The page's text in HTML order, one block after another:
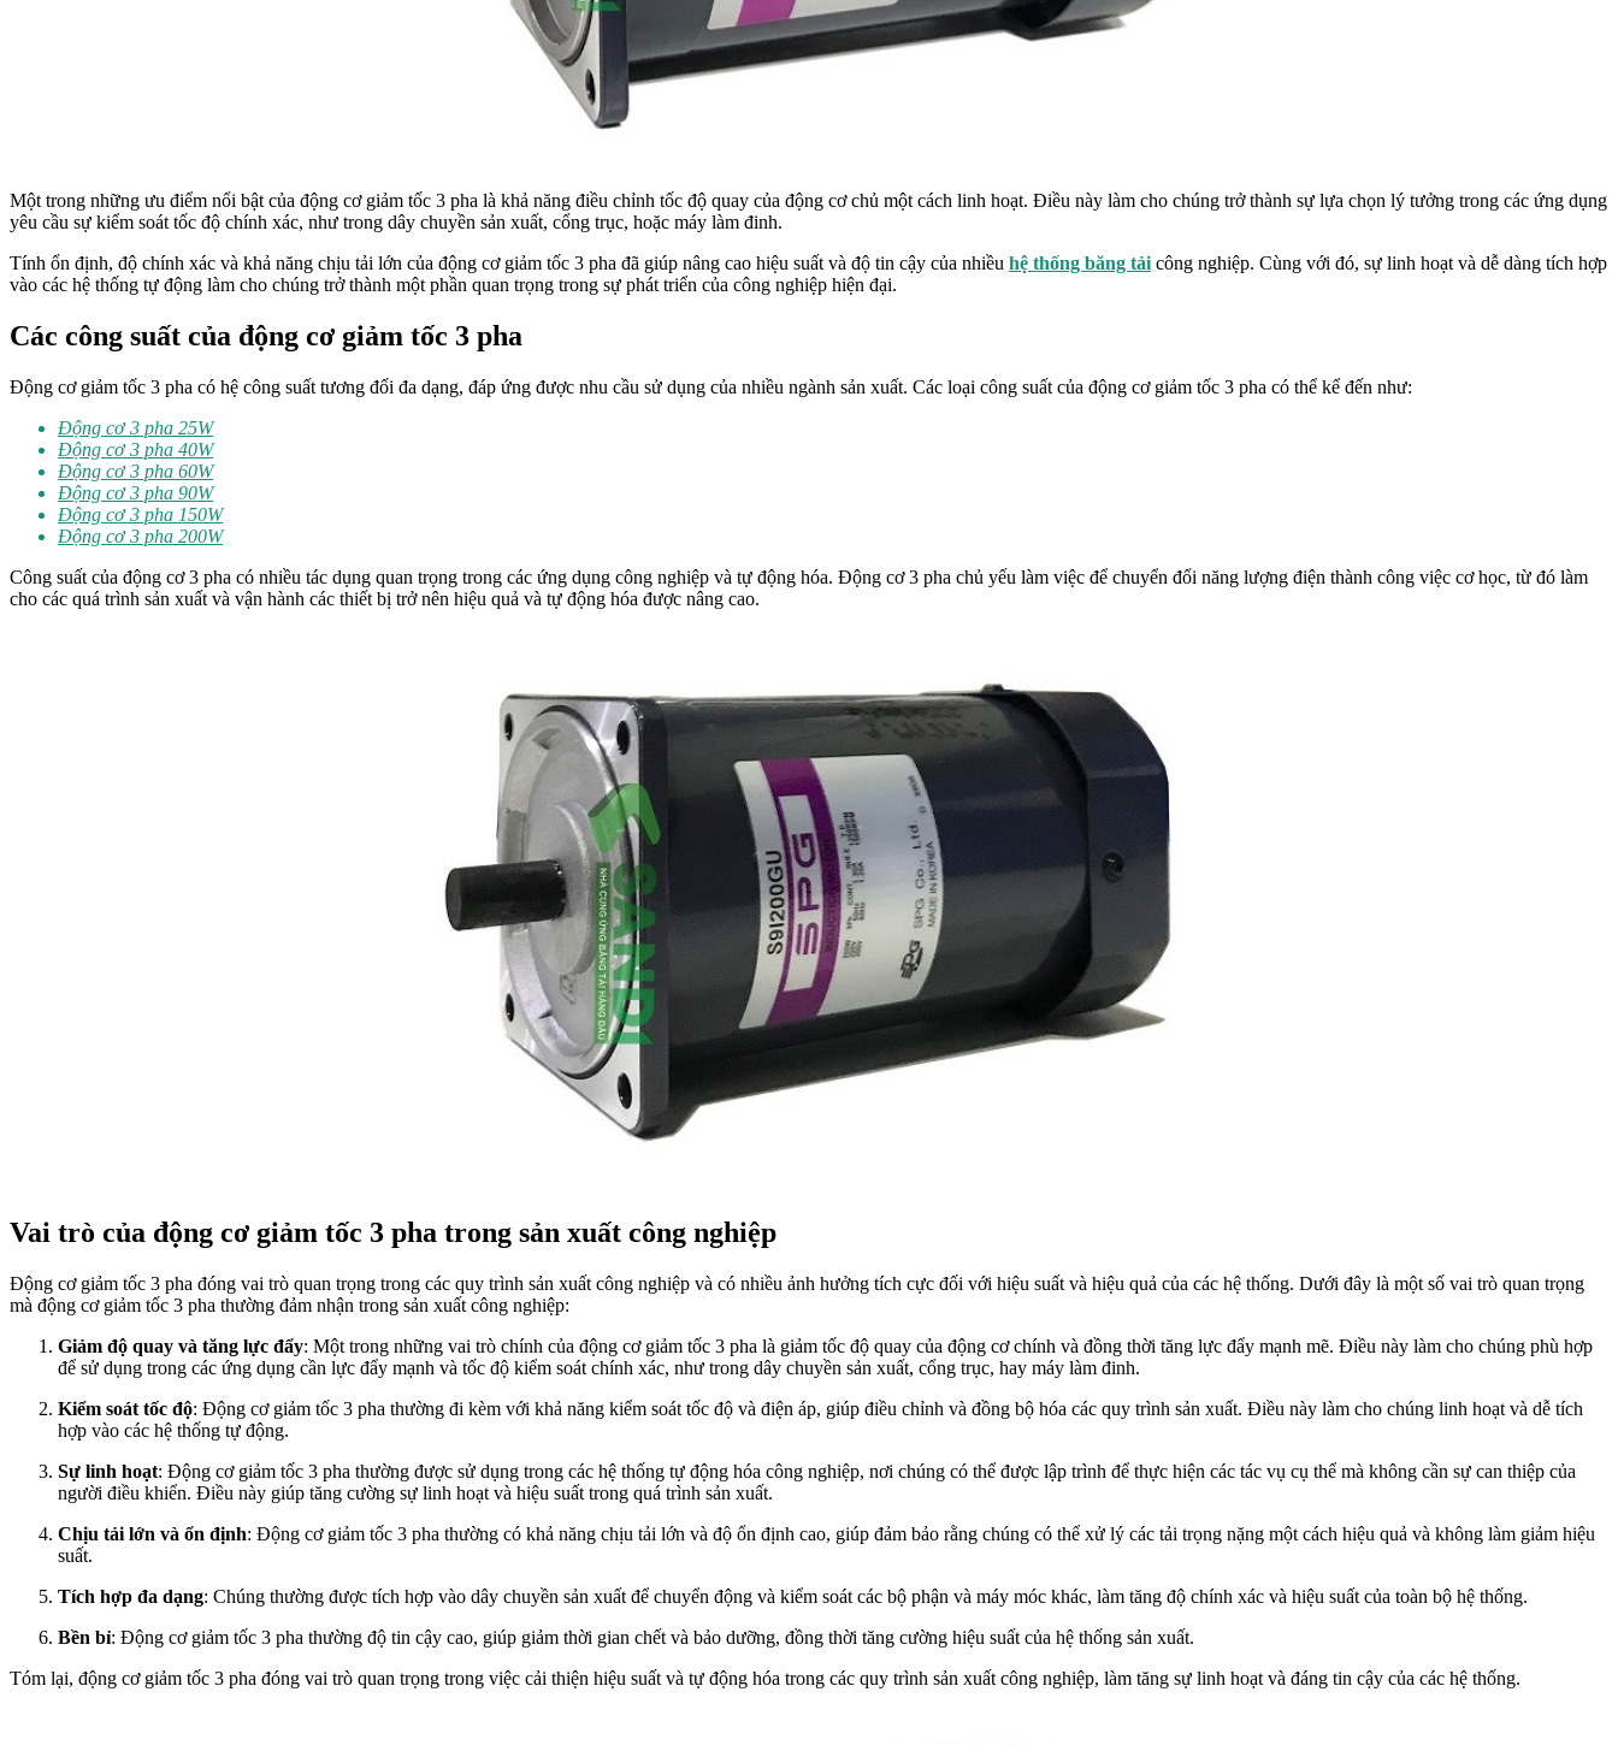
Một trong những ưu điểm nổi bật của động cơ giảm tốc 3 pha là khả năng điều chỉnh tốc độ quay của động cơ chủ một cách linh hoạt. Điều này làm cho chúng trở thành sự lựa chọn lý tưởng trong các ứng dụng
yêu cầu sự kiểm soát tốc độ chính xác, như trong dây chuyền sản xuất, cổng trục, hoặc máy làm đinh.
Tính ổn định, độ chính xác và khả năng chịu tải lớn của động cơ giảm tốc 3 pha đã giúp nâng cao hiệu suất và độ tin cậy của nhiều hệ thống băng tải công nghiệp. Cùng với đó, sự linh hoạt và dễ dàng tích hợp
vào các hệ thống tự động làm cho chúng trở thành một phần quan trọng trong sự phát triển của công nghiệp hiện đại.
Các công suất của động cơ giảm tốc 3 pha
Động cơ giảm tốc 3 pha có hệ công suất tương đối đa dạng, đáp ứng được nhu cầu sử dụng của nhiều ngành sản xuất. Các loại công suất của động cơ giảm tốc 3 pha có thể kể đến như:
Động cơ 3 pha 25W
Động cơ 3 pha 40W
Động cơ 3 pha 60W
Động cơ 3 pha 90W
Động cơ 3 pha 150W
Động cơ 3 pha 200W
Công suất của động cơ 3 pha có nhiều tác dụng quan trọng trong các ứng dụng công nghiệp và tự động hóa. Động cơ 3 pha chủ yếu làm việc để chuyển đổi năng lượng điện thành công việc cơ học, từ đó làm
cho các quá trình sản xuất và vận hành các thiết bị trở nên hiệu quả và tự động hóa được nâng cao.
Vai trò của động cơ giảm tốc 3 pha trong sản xuất công nghiệp
Động cơ giảm tốc 3 pha đóng vai trò quan trọng trong các quy trình sản xuất công nghiệp và có nhiều ảnh hưởng tích cực đối với hiệu suất và hiệu quả của các hệ thống. Dưới đây là một số vai trò quan trọng
mà động cơ giảm tốc 3 pha thường đảm nhận trong sản xuất công nghiệp:
Giảm độ quay và tăng lực đẩy: Một trong những vai trò chính của động cơ giảm tốc 3 pha là giảm tốc độ quay của động cơ chính và đồng thời tăng lực đẩy mạnh mẽ. Điều này làm cho chúng phù hợp
để sử dụng trong các ứng dụng cần lực đẩy mạnh và tốc độ kiểm soát chính xác, như trong dây chuyền sản xuất, cổng trục, hay máy làm đinh.
Kiểm soát tốc độ: Động cơ giảm tốc 3 pha thường đi kèm với khả năng kiểm soát tốc độ và điện áp, giúp điều chỉnh và đồng bộ hóa các quy trình sản xuất. Điều này làm cho chúng linh hoạt và dễ tích
hợp vào các hệ thống tự động.
Sự linh hoạt: Động cơ giảm tốc 3 pha thường được sử dụng trong các hệ thống tự động hóa công nghiệp, nơi chúng có thể được lập trình để thực hiện các tác vụ cụ thể mà không cần sự can thiệp của
người điều khiển. Điều này giúp tăng cường sự linh hoạt và hiệu suất trong quá trình sản xuất.
Chịu tải lớn và ổn định: Động cơ giảm tốc 3 pha thường có khả năng chịu tải lớn và độ ổn định cao, giúp đảm bảo rằng chúng có thể xử lý các tải trọng nặng một cách hiệu quả và không làm giảm hiệu
suất.
Tích hợp đa dạng: Chúng thường được tích hợp vào dây chuyền sản xuất để chuyển động và kiểm soát các bộ phận và máy móc khác, làm tăng độ chính xác và hiệu suất của toàn bộ hệ thống.
Bền bỉ: Động cơ giảm tốc 3 pha thường độ tin cậy cao, giúp giảm thời gian chết và bảo dưỡng, đồng thời tăng cường hiệu suất của hệ thống sản xuất.
Tóm lại, động cơ giảm tốc 3 pha đóng vai trò quan trọng trong việc cải thiện hiệu suất và tự động hóa trong các quy trình sản xuất công nghiệp, làm tăng sự linh hoạt và đáng tin cậy của các hệ thống.